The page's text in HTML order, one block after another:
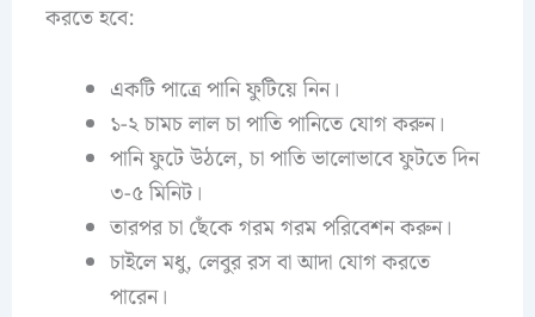
করতে হবে:
একটি পাত্রে পানি ফুটিয়ে নিন।
১-২ চামচ লাল চা পাতি পানিতে যোগ করুন।
পানি ফুটে উঠলে, চা পাতি ভালোভাবে ফুটতে দিন
৩-৫ মিনিট।
তারপর চা ছেঁকে গরম গরম পরিবেশন করুন।
চাইলে মধু, লেবুর রস বা আদা যোগ করতে
পারেন।